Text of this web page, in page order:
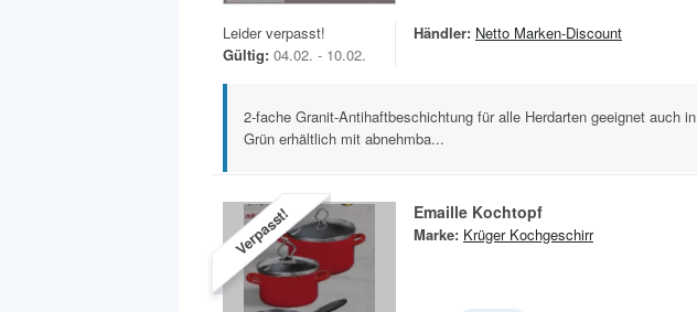
Leider verpasst!
Gültig: 04.02. - 10.02.
Händler: Netto Marken-Discount
2-fache Granit-Antihaftbeschichtung für alle Herdarten geeignet auch in
Grün erhältlich mit abnehmba...
Verpasst! Emaille Kochtopf
Marke: Krüger Kochgeschirr